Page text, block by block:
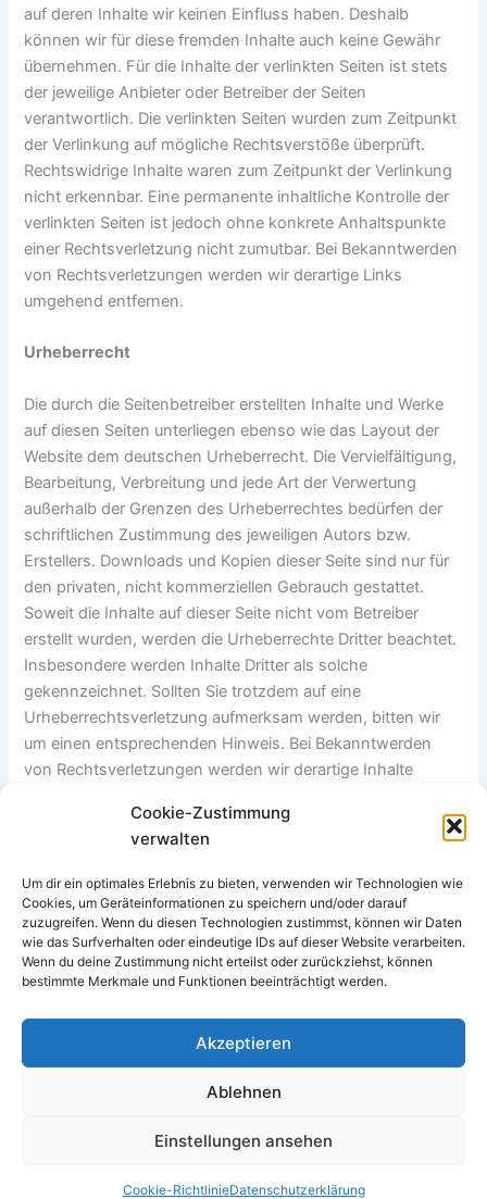
Cookie-Zustimmung
verwalten
Um dir ein optimales Erlebnis zu bieten, verwenden wir Technologien wie
Cookies, um Geräteinformationen zu speichern und/oder darauf
zuzugreifen. Wenn du diesen Technologien zustimmst, können wir Daten
wie das Surfverhalten oder eindeutige IDs auf dieser Website verarbeiten.
Wenn du deine Zustimmung nicht erteilst oder zurückziehst, können
bestimmte Merkmale und Funktionen beeinträchtigt werden.
Akzeptieren
Ablehnen
Einstellungen ansehen
Cookie-RichtlinieDatenschutzerklärung
auf deren Inhalte wir keinen Einfluss haben. Deshalb
können wir für diese fremden Inhalte auch keine Gewähr
übernehmen. Für die Inhalte der verlinkten Seiten ist stets
der jeweilige Anbieter oder Betreiber der Seiten
verantwortlich. Die verlinkten Seiten wurden zum Zeitpunkt
der Verlinkung auf mögliche Rechtsverstöße überprüft.
Rechtswidrige Inhalte waren zum Zeitpunkt der Verlinkung
nicht erkennbar. Eine permanente inhaltliche Kontrolle der
verlinkten Seiten ist jedoch ohne konkrete Anhaltspunkte
einer Rechtsverletzung nicht zumutbar. Bei Bekanntwerden
von Rechtsverletzungen werden wir derartige Links
umgehend entfernen.
Urheberrecht
Die durch die Seitenbetreiber erstellten Inhalte und Werke
auf diesen Seiten unterliegen ebenso wie das Layout der
Website dem deutschen Urheberrecht. Die Vervielfältigung,
Bearbeitung, Verbreitung und jede Art der Verwertung
außerhalb der Grenzen des Urheberrechtes bedürfen der
schriftlichen Zustimmung des jeweiligen Autors bzw.
Erstellers. Downloads und Kopien dieser Seite sind nur für
den privaten, nicht kommerziellen Gebrauch gestattet.
Soweit die Inhalte auf dieser Seite nicht vom Betreiber
erstellt wurden, werden die Urheberrechte Dritter beachtet.
Insbesondere werden Inhalte Dritter als solche
gekennzeichnet. Sollten Sie trotzdem auf eine
Urheberrechtsverletzung aufmerksam werden, bitten wir
um einen entsprechenden Hinweis. Bei Bekanntwerden
von Rechtsverletzungen werden wir derartige Inhalte
Kontakt
Impressum
Cookie-Richtlinie (EU)